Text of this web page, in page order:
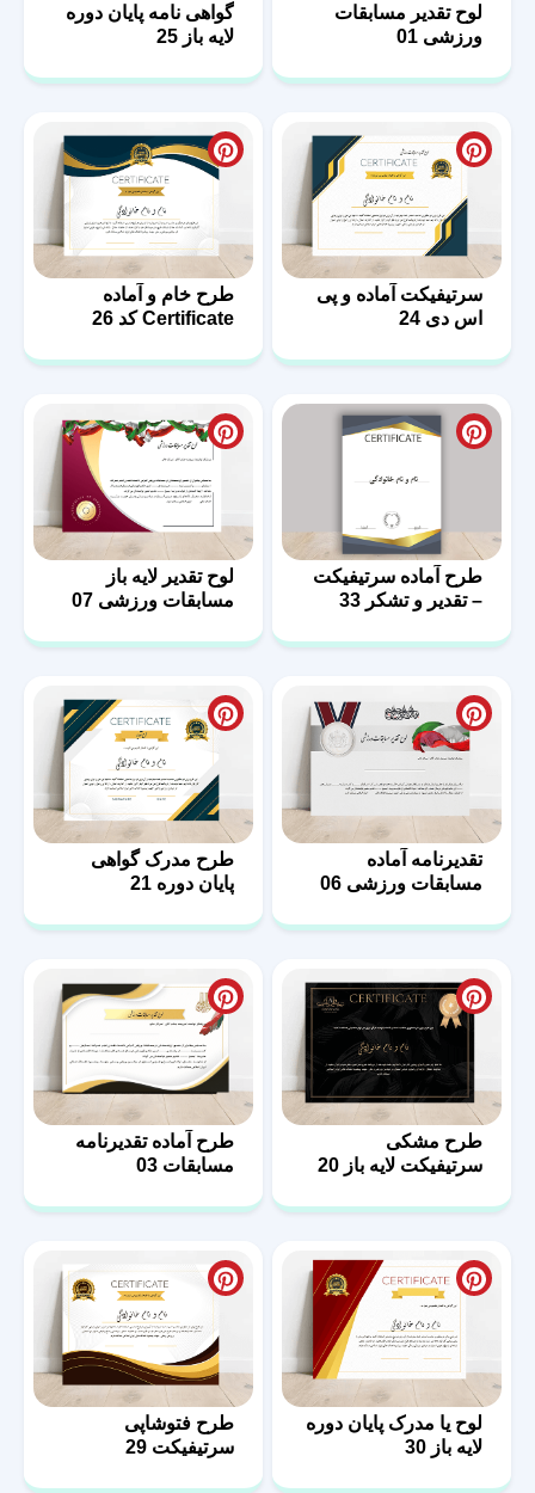
لوح تقدیر مسابقات
ورزشی 01
گواهی نامه پایان دوره
لایه باز 25
سرتیفیکت آماده و پی
اس دی 24
طرح خام و آماده
Certificate کد 26
طرح‌ آماده سرتیفیکت
– تقدیر و تشکر 33
لوح تقدیر لایه باز
مسابقات ورزشی 07
تقدیرنامه آماده
مسابقات ورزشی 06
طرح مدرک گواهی
پایان دوره 21
طرح مشکی
سرتیفیکت لایه باز 20
طرح آماده تقدیرنامه
مسابقات 03
لوح یا مدرک پایان دوره
لایه باز 30
طرح فتوشاپی
سرتیفیکت 29